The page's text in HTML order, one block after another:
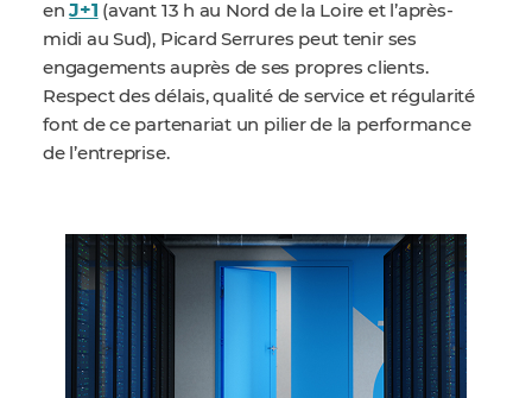
enJ+1 (avant 13 h au Nord de la Loire et l’après-
midi au Sud), Picard Serrures peut tenir ses
engagements auprès de ses propres clients.
Respect des délais, qualité de service et régularité
font de ce partenariat un pilier de la performance
de l’entreprise.